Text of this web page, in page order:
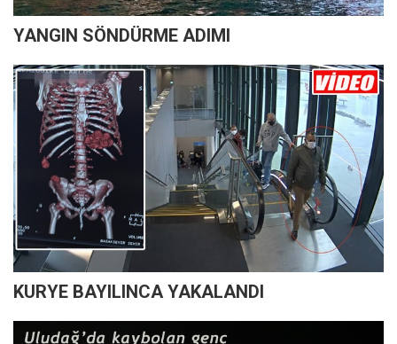
YANGIN SÖNDÜRME ADIMI
KURYE BAYILINCA YAKALANDI